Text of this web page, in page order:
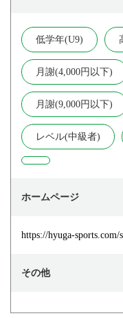
低学年(U9)
月謝(4,000円以下)
月謝(9,000円以下)
レベル(中級者)
ホームページ
https://hyuga-sports.com/
その他